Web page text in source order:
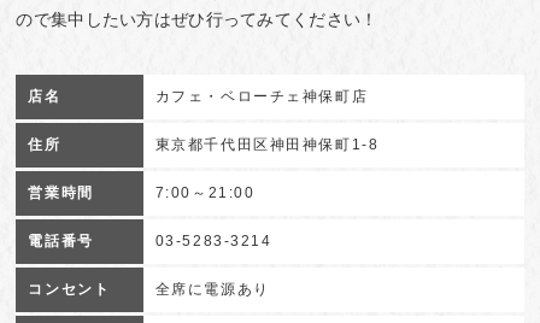
ので集中したい方はぜひ行ってみてください！
店名 カフェ・ベローチェ神保町店
住所 東京都千代田区神田神保町1-8
営業時間 7:00～21:00
電話番号 03-5283-3214
コンセント 全席に電源あり